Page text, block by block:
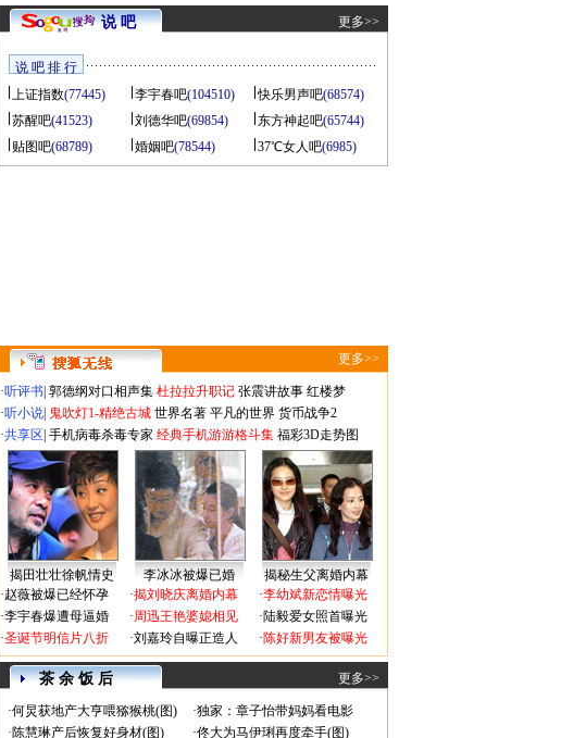
说 吧 更多>>
说 吧 排 行
上证指数(77445) 李宇春吧(104510) 快乐男声吧(68574)
苏醒吧(41523) 刘德华吧(69854) 东方神起吧(65744)
贴图吧(68789) 婚姻吧(78544) 37℃女人吧(6985)
更多>>
·听评书 郭德纲对口相声集 杜拉拉升职记 张震讲故事 红楼梦
·听小说 鬼吹灯1-精绝古城 世界名著 平凡的世界 货币战争2
·共享区 手机病毒杀毒专家 经典手机游游格斗集 福彩3D走势图
揭田壮壮徐帆情史 李冰冰被爆已婚
揭秘生父离婚内幕
·赵薇被爆已经怀孕
·李宇春爆遭母逼婚
·圣诞节明信片八折
·揭刘晓庆离婚内幕
·周迅王艳婆媳相见
·刘嘉玲自曝正造人
·李幼斌新恋情曝光
·陆毅爱女照首曝光
·陈好新男友被曝光
茶 余 饭 后 更多>>
·何炅获地产大亨喂猕猴桃(图) ·独家：章子怡带妈妈看电影
·陈慧琳产后恢复好身材(图) ·佟大为马伊琍再度牵手(图)